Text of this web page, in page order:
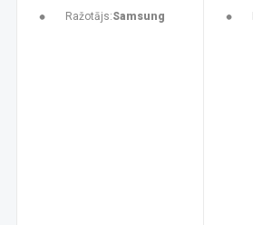
Ražotājs:Samsung